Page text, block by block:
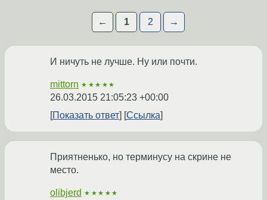
← 1 2 →
И ничуть не лучше. Ну или почти.
mittorn ★★★★★
26.03.2015 21:05:23 +00:00
Показать ответ
Ссылка
Приятненько, но терминусу на скрине не
место.
olibjerd ★★★★★